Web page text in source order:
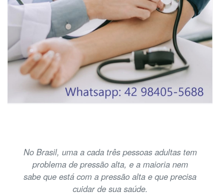
No Brasil, uma a cada três pessoas adultas tem
problema de pressão alta, e a maioria nem
sabe que está com a pressão alta e que precisa
cuidar de sua saúde.